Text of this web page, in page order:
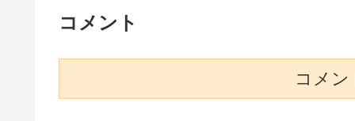
コメント
コメン